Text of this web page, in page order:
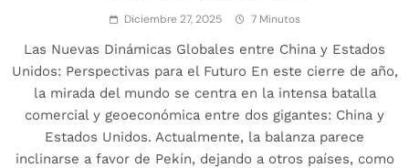
Diciembre 27, 2025 7 Minutos
Las Nuevas Dinámicas Globales entre China y Estados
Unidos: Perspectivas para el Futuro En este cierre de año,
la mirada del mundo se centra en la intensa batalla
comercial y geoeconómica entre dos gigantes: China y
Estados Unidos. Actualmente, la balanza parece
inclinarse a favor de Pekín, dejando a otros países, como